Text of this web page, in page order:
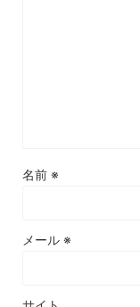
名前 ※
メール ※